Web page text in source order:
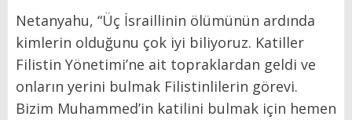
Netanyahu, “Üç İsraillinin ölümünün ardında
kimlerin olduğunu çok iyi biliyoruz. Katiller
Filistin Yönetimi’ne ait topraklardan geldi ve
onların yerini bulmak Filistinlilerin görevi.
Bizim Muhammed’in katilini bulmak için hemen